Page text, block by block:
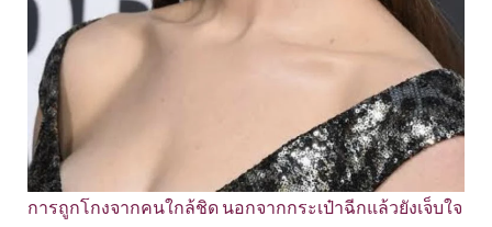
การถูกโกงจากคนใกล้ชิด นอกจากกระเป๋าฉีกแล้วยังเจ็บใจ